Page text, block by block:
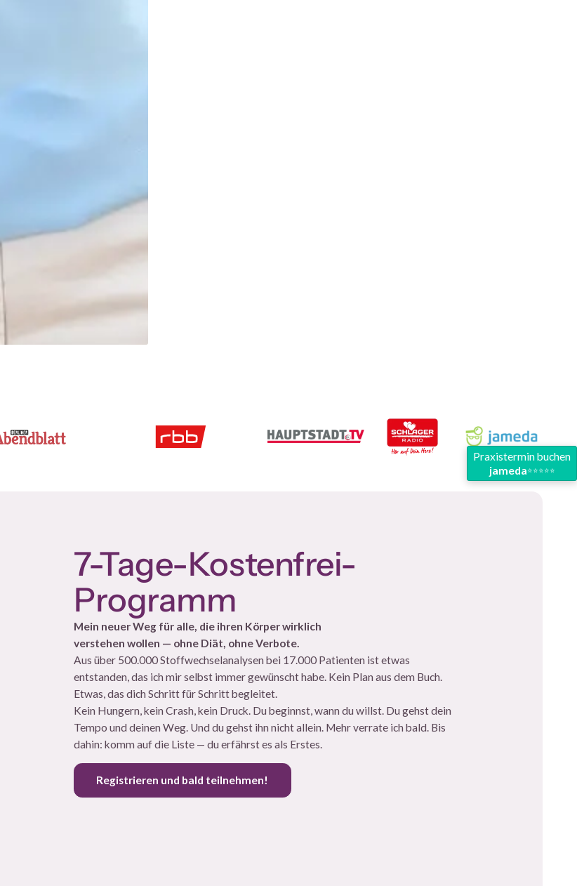
Praxistermin buchen
jameda⭐⭐⭐⭐⭐
7-Tage-Kostenfrei-
Programm
Mein neuer Weg für alle, die ihren Körper wirklich
verstehen wollen — ohne Diät, ohne Verbote.
Aus über 500.000 Stoffwechselanalysen bei 17.000 Patienten ist etwas
entstanden, das ich mir selbst immer gewünscht habe. Kein Plan aus dem Buch.
Etwas, das dich Schritt für Schritt begleitet.
Kein Hungern, kein Crash, kein Druck. Du beginnst, wann du willst. Du gehst dein
Tempo und deinen Weg. Und du gehst ihn nicht allein. Mehr verrate ich bald. Bis
dahin: komm auf die Liste — du erfährst es als Erstes.
Registrieren und bald teilnehmen!